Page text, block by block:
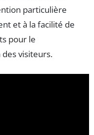
particulière
et à la facilité de
pour le
visiteurs.